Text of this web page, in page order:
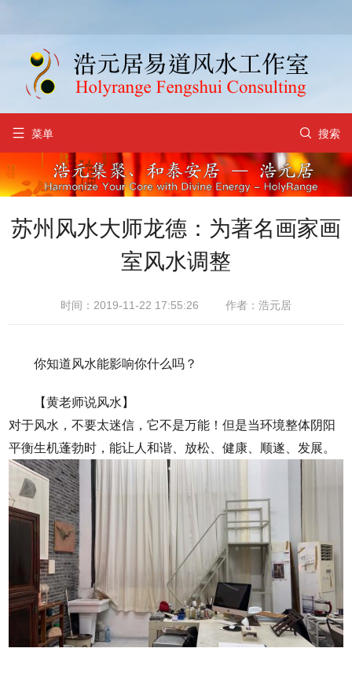
 菜单  搜索
苏州风水大师龙德：为著名画家画
室风水调整
时间：2019-11-22 17:55:26 作者：浩元居
你知道风水能影响你什么吗？
【黄老师说风水】
对于风水，不要太迷信，它不是万能！但是当环境整体阴阳
平衡生机蓬勃时，能让人和谐、放松、健康、顺遂、发展。